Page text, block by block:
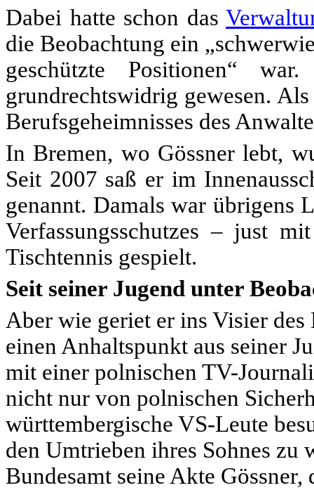
Dabei hatte schon das
die Beobachtung ein
geschützte Positionen“
grundrechtswidrig gewesen.
Berufsgeheimnisses des
In Bremen, wo Gössner lebt,
Seit 2007 saß er im
genannt. Damals war übrigens
Verfassungsschutzes – just
Tischtennis gespielt.
Seit seiner Jugend unter
Aber wie geriet er ins Visier des
einen Anhaltspunkt aus seiner
mit einer polnischen TV-
nicht nur von polnischen
württembergische VS-Leute
den Umtrieben ihres Sohnes zu
Bundesamt seine Akte